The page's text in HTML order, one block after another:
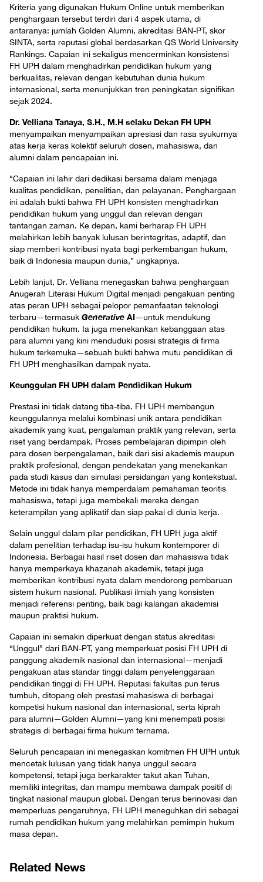
Kriteria yang digunakan Hukum Online untuk memberikan
penghargaan tersebut terdiri dari 4 aspek utama, di
antaranya: jumlah Golden Alumni, akreditasi BAN-PT, skor
SINTA, serta reputasi global berdasarkan QS World University
Rankings. Capaian ini sekaligus mencerminkan konsistensi
FH UPH dalam menghadirkan pendidikan hukum yang
berkualitas, relevan dengan kebutuhan dunia hukum
internasional, serta menunjukkan tren peningkatan signifikan
sejak 2024.
Dr. Velliana Tanaya, S.H., M.H selaku Dekan FH UPH
menyampaikan menyampaikan apresiasi dan rasa syukurnya
atas kerja keras kolektif seluruh dosen, mahasiswa, dan
alumni dalam pencapaian ini.
“Capaian ini lahir dari dedikasi bersama dalam menjaga
kualitas pendidikan, penelitian, dan pelayanan. Penghargaan
ini adalah bukti bahwa FH UPH konsisten menghadirkan
pendidikan hukum yang unggul dan relevan dengan
tantangan zaman. Ke depan, kami berharap FH UPH
melahirkan lebih banyak lulusan berintegritas, adaptif, dan
siap memberi kontribusi nyata bagi perkembangan hukum,
baik di Indonesia maupun dunia,” ungkapnya.
Lebih lanjut, Dr. Velliana menegaskan bahwa penghargaan
Anugerah Literasi Hukum Digital menjadi pengakuan penting
atas peran UPH sebagai pelopor pemanfaatan teknologi
terbaru—termasuk Generative AI—untuk mendukung
pendidikan hukum. Ia juga menekankan kebanggaan atas
para alumni yang kini menduduki posisi strategis di firma
hukum terkemuka—sebuah bukti bahwa mutu pendidikan di
FH UPH menghasilkan dampak nyata.
Keunggulan FH UPH dalam Pendidikan Hukum
Prestasi ini tidak datang tiba-tiba. FH UPH membangun
keunggulannya melalui kombinasi unik antara pendidikan
akademik yang kuat, pengalaman praktik yang relevan, serta
riset yang berdampak. Proses pembelajaran dipimpin oleh
para dosen berpengalaman, baik dari sisi akademis maupun
praktik profesional, dengan pendekatan yang menekankan
pada studi kasus dan simulasi persidangan yang kontekstual.
Metode ini tidak hanya memperdalam pemahaman teoritis
mahasiswa, tetapi juga membekali mereka dengan
keterampilan yang aplikatif dan siap pakai di dunia kerja.
Selain unggul dalam pilar pendidikan, FH UPH juga aktif
dalam penelitian terhadap isu-isu hukum kontemporer di
Indonesia. Berbagai hasil riset dosen dan mahasiswa tidak
hanya memperkaya khazanah akademik, tetapi juga
memberikan kontribusi nyata dalam mendorong pembaruan
sistem hukum nasional. Publikasi ilmiah yang konsisten
menjadi referensi penting, baik bagi kalangan akademisi
maupun praktisi hukum.
Capaian ini semakin diperkuat dengan status akreditasi
“Unggul” dari BAN-PT, yang memperkuat posisi FH UPH di
panggung akademik nasional dan internasional—menjadi
pengakuan atas standar tinggi dalam penyelenggaraan
pendidikan tinggi di FH UPH. Reputasi fakultas pun terus
tumbuh, ditopang oleh prestasi mahasiswa di berbagai
kompetisi hukum nasional dan internasional, serta kiprah
para alumni—Golden Alumni—yang kini menempati posisi
strategis di berbagai firma hukum ternama.
Seluruh pencapaian ini menegaskan komitmen FH UPH untuk
mencetak lulusan yang tidak hanya unggul secara
kompetensi, tetapi juga berkarakter takut akan Tuhan,
memiliki integritas, dan mampu membawa dampak positif di
tingkat nasional maupun global. Dengan terus berinovasi dan
memperluas pengaruhnya, FH UPH meneguhkan diri sebagai
rumah pendidikan hukum yang melahirkan pemimpin hukum
masa depan.
Related News